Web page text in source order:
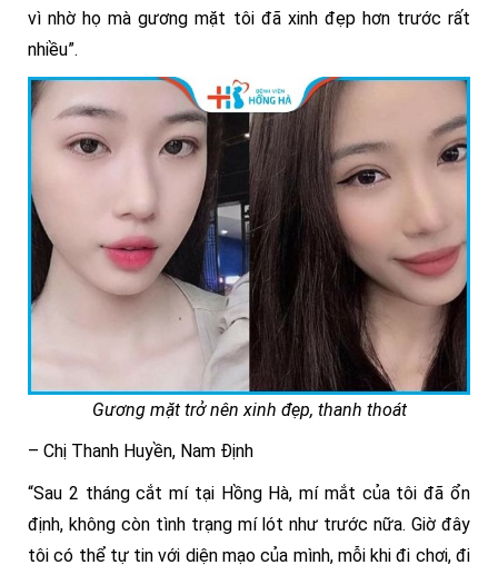
vì nhờ họ mà gương mặt tôi đã xinh đẹp hơn trước rất
nhiều”.
Gương mặt trở nên xinh đẹp, thanh thoát
– Chị Thanh Huyền, Nam Định
“Sau 2 tháng cắt mí tại Hồng Hà, mí mắt của tôi đã ổn
định, không còn tình trạng mí lót như trước nữa. Giờ đây
tôi có thể tự tin với diện mạo của mình, mỗi khi đi chơi, đi